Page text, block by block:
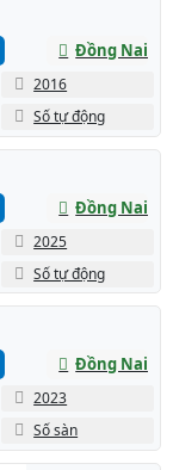
Đồng Nai
2016
Số tự động
Đồng Nai
2025
Số tự động
Đồng Nai
2023
Số sàn